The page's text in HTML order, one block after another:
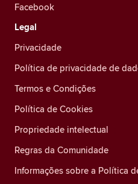
Facebook
Legal
Privacidade
Política de privacidade de
Termos e Condições
Política de Cookies
Propriedade intelectual
Regras da Comunidade
Informações sobre a Política